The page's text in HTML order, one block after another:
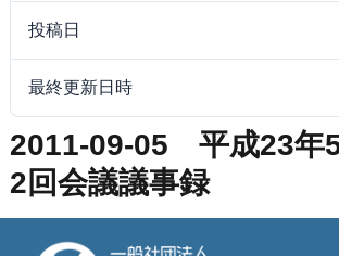
投稿日
最終更新日時
2011-09-05 平成23年
2回会議議事録